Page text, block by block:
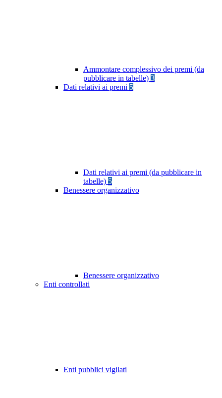
Ammontare complessivo dei premi (da
pubblicare in tabelle) 3
Dati relativi ai premi 5
Dati relativi ai premi (da pubblicare in
tabelle) 5
Benessere organizzativo
Benessere organizzativo
Enti controllati
Enti pubblici vigilati